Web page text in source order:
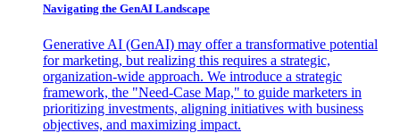
Navigating the GenAI Landscape
Generative AI (GenAI) may offer a transformative potential
for marketing, but realizing this requires a strategic,
organization-wide approach. We introduce a strategic
framework, the "Need-Case Map," to guide marketers in
prioritizing investments, aligning initiatives with business
objectives, and maximizing impact.